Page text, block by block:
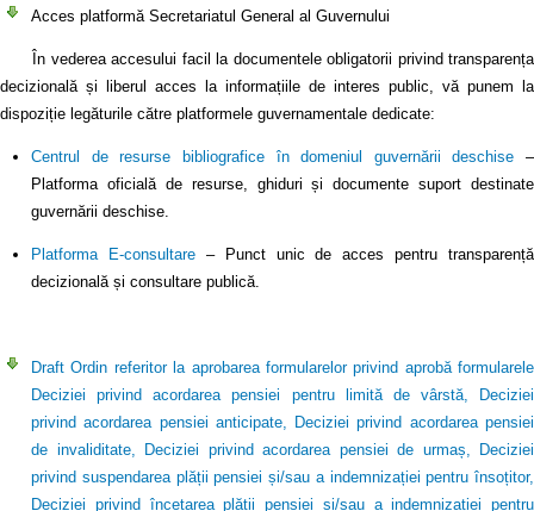
Acces platformă Secretariatul General al Guvernului
În vederea accesului facil la documentele obligatorii privind transparența
decizională și liberul acces la informațiile de interes public, vă punem la
dispoziție legăturile către platformele guvernamentale dedicate:
Centrul de resurse bibliografice în domeniul guvernării deschise –
Platforma oficială de resurse, ghiduri și documente suport destinate
guvernării deschise.
Platforma E-consultare– Punct unic de acces pentru transparență
decizională și consultare publică.
Draft Ordin referitor la aprobarea formularelor privind aprobă formularele
Deciziei privind acordarea pensiei pentru limită de vârstă, Deciziei
privind acordarea pensiei anticipate, Deciziei privind acordarea pensiei
de invaliditate, Deciziei privind acordarea pensiei de urmaș, Deciziei
privind suspendarea plății pensiei și/sau a indemnizației pentru însoțitor,
Deciziei privind încetarea plății pensiei și/sau a indemnizației pentru